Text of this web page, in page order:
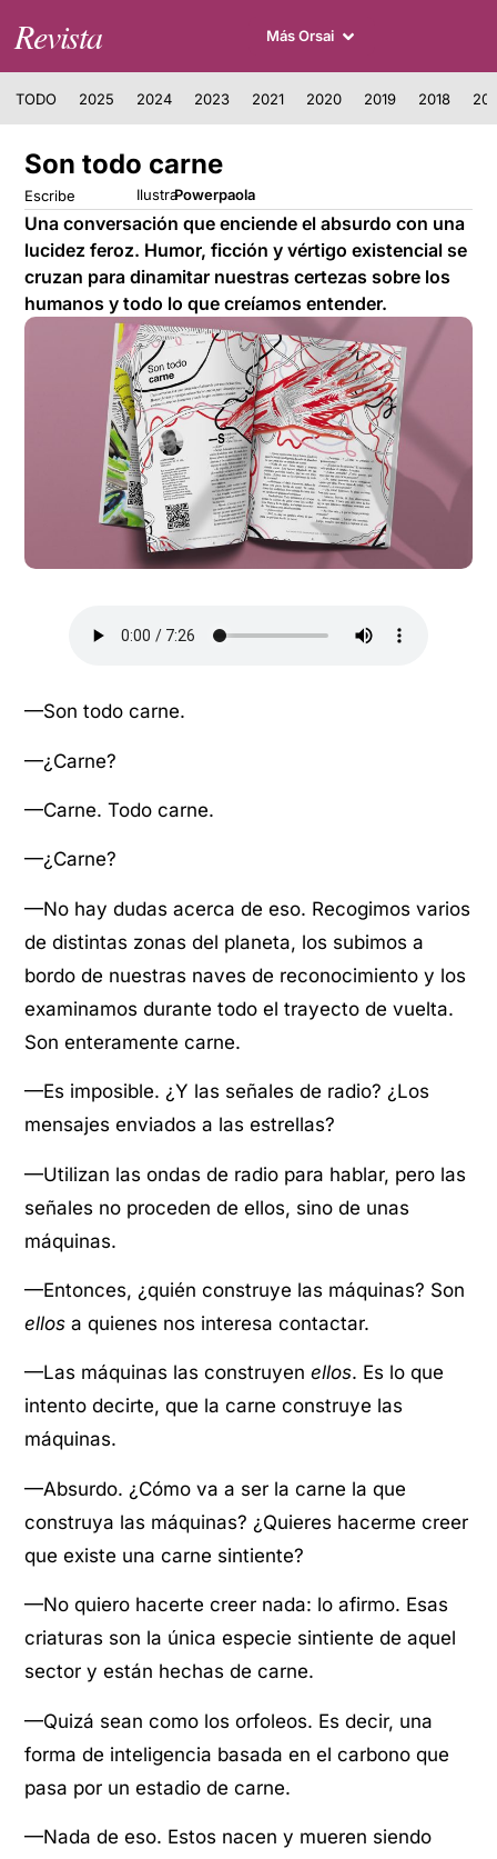
Revista Más Orsai
TODO 2025 2024 2023 2021 2020 2019 2018
Son todo carne
Escribe IlustraPowerpaola
Una conversación que enciende el absurdo con una
lucidez feroz. Humor, ficción y vértigo existencial se
cruzan para dinamitar nuestras certezas sobre los
humanos y todo lo que creíamos entender.
—Son todo carne.
—¿Carne?
—Carne. Todo carne.
—¿Carne?
—No hay dudas acerca de eso. Recogimos varios
de distintas zonas del planeta, los subimos a
bordo de nuestras naves de reconocimiento y los
examinamos durante todo el trayecto de vuelta.
Son enteramente carne.
—Es imposible. ¿Y las señales de radio? ¿Los
mensajes enviados a las estrellas?
—Utilizan las ondas de radio para hablar, pero las
señales no proceden de ellos, sino de unas
máquinas.
—Entonces, ¿quién construye las máquinas? Son
ellos a quienes nos interesa contactar.
—Las máquinas las construyenellos. Es lo que
intento decirte, que la carne construye las
máquinas.
—Absurdo. ¿Cómo va a ser la carne la que
construya las máquinas? ¿Quieres hacerme creer
que existe una carne sintiente?
—No quiero hacerte creer nada: lo afirmo. Esas
criaturas son la única especie sintiente de aquel
sector y están hechas de carne.
—Quizá sean como los orfoleos. Es decir, una
forma de inteligencia basada en el carbono que
pasa por un estadio de carne.
—Nada de eso. Estos nacen y mueren siendo